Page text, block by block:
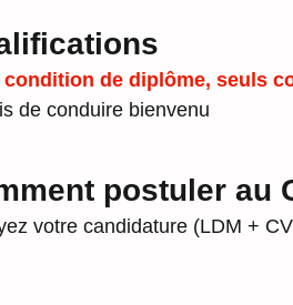
condition de diplôme, seuls
de conduire bienvenu
postuler au
votre candidature (LDM +